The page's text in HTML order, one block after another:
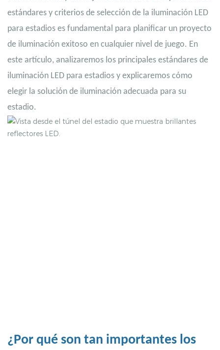
estándares y criterios de selección de la iluminación LED
para estadios es fundamental para planificar un proyecto
de iluminación exitoso en cualquier nivel de juego. En
este artículo, analizaremos los principales estándares de
iluminación LED para estadios y explicaremos cómo
elegir la solución de iluminación adecuada para su
estadio.
¿Por qué son tan importantes los